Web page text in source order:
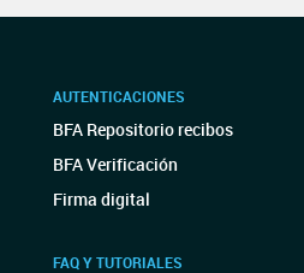
AUTENTICACIONES
BFA Repositorio recibos
BFA Verificación
Firma digital
FAQ Y TUTORIALES